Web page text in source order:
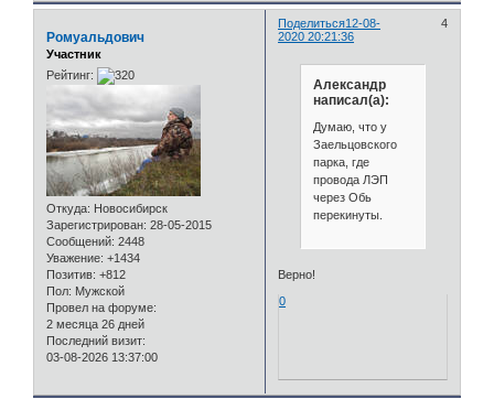
Поделиться 4
12-08-
2020 20:21:36
Ромуальдович
Участник
Рейтинг:
Откуда: Новосибирск
Зарегистрирован: 28-05-2015
Сообщений: 2448
Уважение: +1434
Позитив: +812
Пол: Мужской
Провел на форуме:
2 месяца 26 дней
Последний визит:
03-08-2026 13:37:00
Александр
написал(а):
Думаю, что у
Заельцовского
парка, где
провода ЛЭП
через Обь
перекинуты.
Верно!
0